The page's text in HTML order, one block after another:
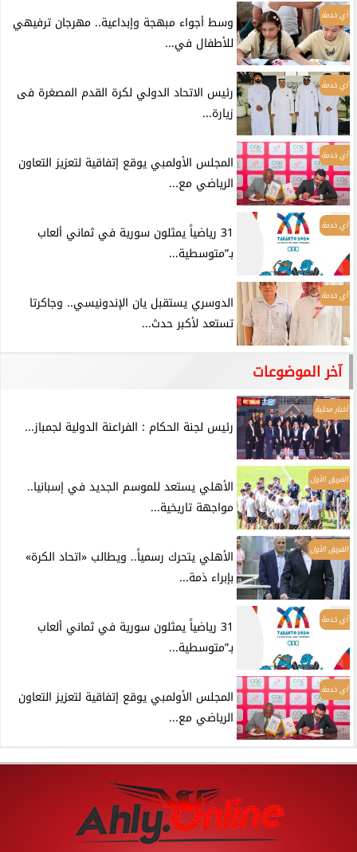
أي خدمة
وسط أجواء مبهجة وإبداعية.. مهرجان ترفيهي
للأطفال في...
أي خدمة
رئيس الاتحاد الدولي لكرة القدم المصغرة فى
زيارة...
أي خدمة
المجلس الأولمبي يوقع إتفاقية لتعزيز التعاون
الرياضي مع...
أي خدمة
31 رياضياً يمثلون سورية في ثماني ألعاب
بـ”متوسطية...
أي خدمة
الدوسري يستقبل يان الإندونيسي.. وجاكرتا
تستعد لأكبر حدث...
آخر الموضوعات
أخبار محلية
رئيس لجنة الحكام : الفراعنة الدولية لجمباز...
الفريق الأول
الأهلي يستعد للموسم الجديد في إسبانيا..
مواجهة تاريخية...
الفريق الأول
الأهلي يتحرك رسمياً.. ويطالب «اتحاد الكرة»
بإبراء ذمة...
أي خدمة
31 رياضياً يمثلون سورية في ثماني ألعاب
بـ”متوسطية...
أي خدمة
المجلس الأولمبي يوقع إتفاقية لتعزيز التعاون
الرياضي مع...